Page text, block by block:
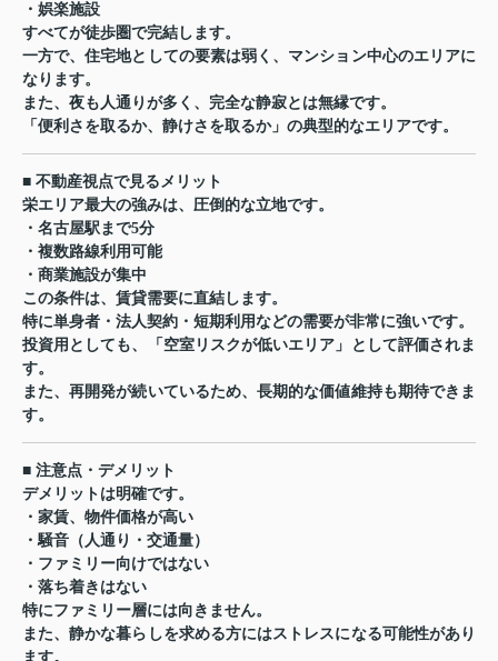
・娯楽施設
すべてが徒歩圏で完結します。
一方で、住宅地としての要素は弱く、マンション中心のエリアに
なります。
また、夜も人通りが多く、完全な静寂とは無縁です。
「便利さを取るか、静けさを取るか」の典型的なエリアです。
■ 不動産視点で見るメリット
栄エリア最大の強みは、圧倒的な立地です。
・名古屋駅まで5分
・複数路線利用可能
・商業施設が集中
この条件は、賃貸需要に直結します。
特に単身者・法人契約・短期利用などの需要が非常に強いです。
投資用としても、「空室リスクが低いエリア」として評価されま
す。
また、再開発が続いているため、長期的な価値維持も期待できま
す。
■ 注意点・デメリット
デメリットは明確です。
・家賃、物件価格が高い
・騒音（人通り・交通量）
・ファミリー向けではない
・落ち着きはない
特にファミリー層には向きません。
また、静かな暮らしを求める方にはストレスになる可能性があり
ます。